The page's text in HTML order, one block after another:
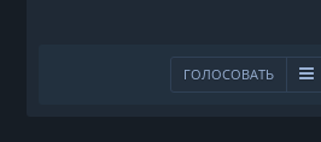
ГОЛОСОВАТЬ